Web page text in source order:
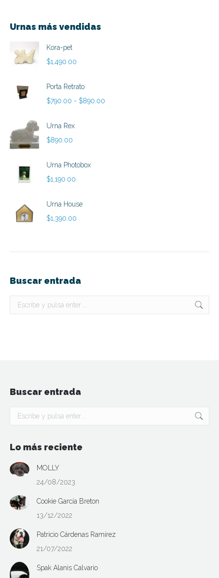
Urnas más vendidas
Kora-pet
$1,490.00
Porta Retrato
$790.00 - $890.00
Urna Rex
$890.00
Urna Photobox
$1,190.00
Urna House
$1,390.00
Buscar entrada
Buscar:
Buscar entrada
Buscar:
Lo más reciente
MOLLY
24/08/2023
Cookie García Breton
13/12/2022
Patricio Cárdenas Ramírez
21/07/2022
Spak Alanis Calvario